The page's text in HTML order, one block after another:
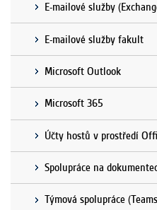
E-mailové služby
E-mailové služby fakult
Microsoft Outlook
Microsoft 365
Účty hostů v prostředí
Spolupráce na
Týmová spolupráce